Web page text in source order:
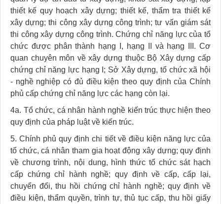
thiết kế quy hoạch xây dựng; thiết kế, thẩm tra thiết kế
xây dựng; thi công xây dựng công trình; tư vấn giám sát
thi công xây dựng công trình. Chứng chỉ năng lực của tổ
chức được phân thành hạng I, hạng II và hạng III. Cơ
quan chuyên môn về xây dựng thuộc Bộ Xây dựng cấp
chứng chỉ năng lực hạng I; Sở Xây dựng, tổ chức xã hội
- nghề nghiệp có đủ điều kiện theo quy định của Chính
phủ cấp chứng chỉ năng lực các hạng còn lại.
4a. Tổ chức, cá nhân hành nghề kiến trúc thực hiện theo
quy định của pháp luật về kiến trúc.
5. Chính phủ quy định chi tiết về điều kiện năng lực của
tổ chức, cá nhân tham gia hoạt động xây dựng; quy định
về chương trình, nội dung, hình thức tổ chức sát hạch
cấp chứng chỉ hành nghề; quy định về cấp, cấp lại,
chuyển đổi, thu hồi chứng chỉ hành nghề; quy định về
điều kiện, thẩm quyền, trình tự, thủ tục cấp, thu hồi giấy